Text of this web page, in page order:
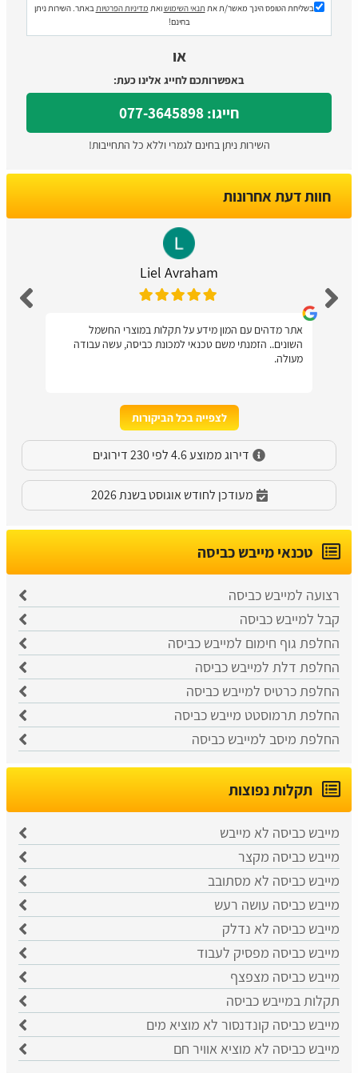
בשליחת הטופס הינך מאשר/ת את תנאי השימושואת מדיניות הפרטיותבאתר. השירות ניתן
בחינם!
או
באפשרותכם לחייג אלינו כעת:
חייגו: 077-3645898
השירות ניתן בחינם לגמרי וללא כל התחייבות!
חוות דעת אחרונות
Liel Avraham
אתר מדהים עם המון מידע על תקלות במוצרי החשמל
השונים.. הזמנתי משם טכנאי למכונת כביסה, עשה עבודה
מעולה.
לצפייה בכל הביקורות
דירוג ממוצע 4.6 לפי 230 דירוגים
מעודכן לחודש אוגוסט בשנת 2026
טכנאי מייבש כביסה
רצועה למייבש כביסה
קבל למייבש כביסה
החלפת גוף חימום למייבש כביסה
החלפת דלת למייבש כביסה
החלפת כרטיס למייבש כביסה
החלפת תרמוסטט מייבש כביסה
החלפת מיסב למייבש כביסה
תקלות נפוצות
מייבש כביסה לא מייבש
מייבש כביסה מקצר
מייבש כביסה לא מסתובב
מייבש כביסה עושה רעש
מייבש כביסה לא נדלק
מייבש כביסה מפסיק לעבוד
מייבש כביסה מצפצף
תקלות במייבש כביסה
מייבש כביסה קונדנסור לא מוציא מים
מייבש כביסה לא מוציא אוויר חם